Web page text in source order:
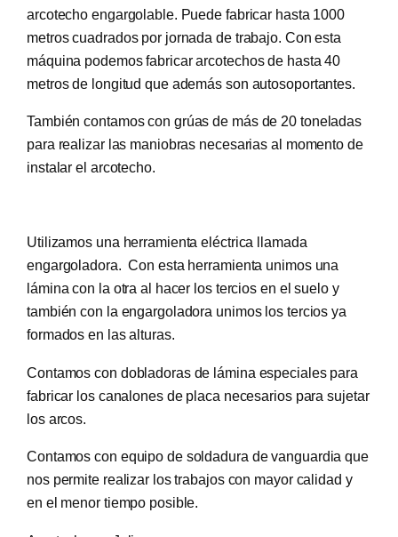
arcotecho engargolable. Puede fabricar hasta 1000
metros cuadrados por jornada de trabajo. Con esta
máquina podemos fabricar arcotechos de hasta 40
metros de longitud que además son autosoportantes.
También contamos con grúas de más de 20 toneladas
para realizar las maniobras necesarias al momento de
instalar el arcotecho.
Utilizamos una herramienta eléctrica llamada
engargoladora. Con esta herramienta unimos una
lámina con la otra al hacer los tercios en el suelo y
también con la engargoladora unimos los tercios ya
formados en las alturas.
Contamos con dobladoras de lámina especiales para
fabricar los canalones de placa necesarios para sujetar
los arcos.
Contamos con equipo de soldadura de vanguardia que
nos permite realizar los trabajos con mayor calidad y
en el menor tiempo posible.